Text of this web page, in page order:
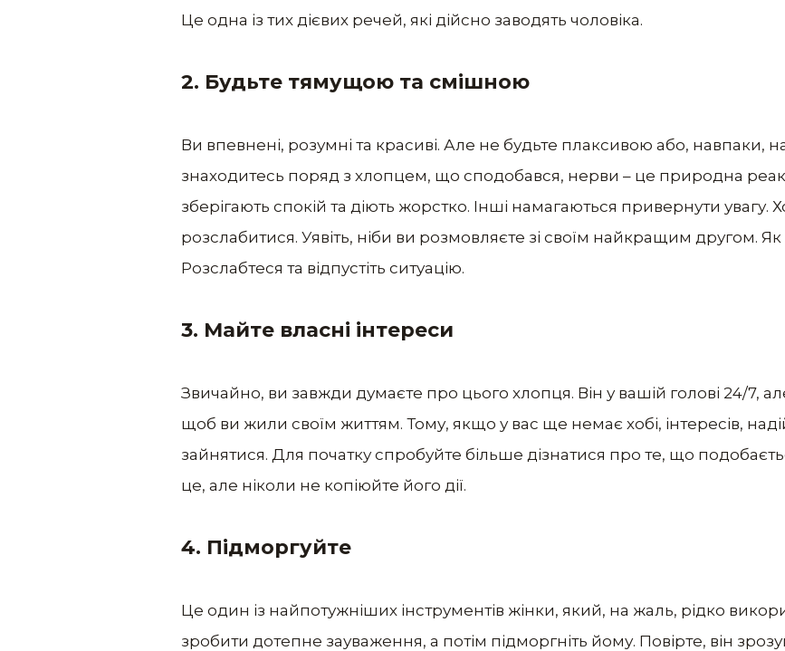
Це одна із тих дієвих речей, які дійсно заводять чоловіка.
2. Будьте тямущою та смішною
Ви впевнені, розумні та красиві. Але не будьте плаксивою або, навпаки,
знаходитесь поряд з хлопцем, що сподобався, нерви – це природна
зберігають спокій та діють жорстко. Інші намагаються привернути увагу.
розслабитися. Уявіть, ніби ви розмовляєте зі своїм найкращим другом.
Розслабтеся та відпустіть ситуацію.
3. Майте власні інтереси
Звичайно, ви завжди думаєте про цього хлопця. Він у вашій голові 24/7,
щоб ви жили своїм життям. Тому, якщо у вас ще немає хобі, інтересів,
зайнятися. Для початку спробуйте більше дізнатися про те, що
це, але ніколи не копіюйте його дії.
4. Підморгуйте
Це один із найпотужніших інструментів жінки, який, на жаль, рідко
зробити дотепне зауваження, а потім підморгніть йому. Повірте, він